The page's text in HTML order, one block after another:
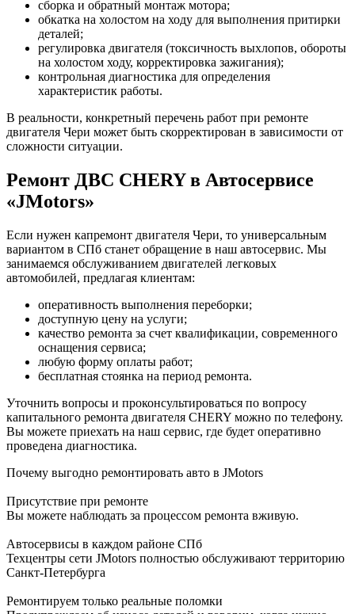
сборка и обратный монтаж мотора;
обкатка на холостом на ходу для выполнения притирки
деталей;
регулировка двигателя (токсичность выхлопов, обороты
на холостом ходу, корректировка зажигания);
контрольная диагностика для определения
характеристик работы.
В реальности, конкретный перечень работ при ремонте
двигателя Чери может быть скорректирован в зависимости от
сложности ситуации.
Ремонт ДВС CHERY в Автосервисе
«JMotors»
Если нужен капремонт двигателя Чери, то универсальным
вариантом в СПб станет обращение в наш автосервис. Мы
занимаемся обслуживанием двигателей легковых
автомобилей, предлагая клиентам:
оперативность выполнения переборки;
доступную цену на услуги;
качество ремонта за счет квалификации, современного
оснащения сервиса;
любую форму оплаты работ;
бесплатная стоянка на период ремонта.
Уточнить вопросы и проконсультироваться по вопросу
капитального ремонта двигателя CHERY можно по телефону.
Вы можете приехать на наш сервис, где будет оперативно
проведена диагностика.
Почему выгодно ремонтировать авто в JMotors
Присутствие при ремонте
Вы можете наблюдать за процессом ремонта вживую.
Автосервисы в каждом районе СПб
Техцентры сети JMotors полностью обслуживают территорию
Санкт-Петербурга
Ремонтируем только реальные поломки